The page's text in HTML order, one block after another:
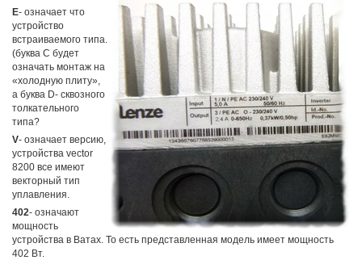
E- означает что
устройство
встраиваемого типа.
(буква C будет
означать монтаж на
«холодную плиту»,
а буква D- сквозного
толкательного
типа?
V- означает версию,
устройства vector
8200 все имеют
векторный тип
уплавления.
402- означают
мощность
устройства в Ватах. То есть представленная модель имеет мощность
402 Вт.